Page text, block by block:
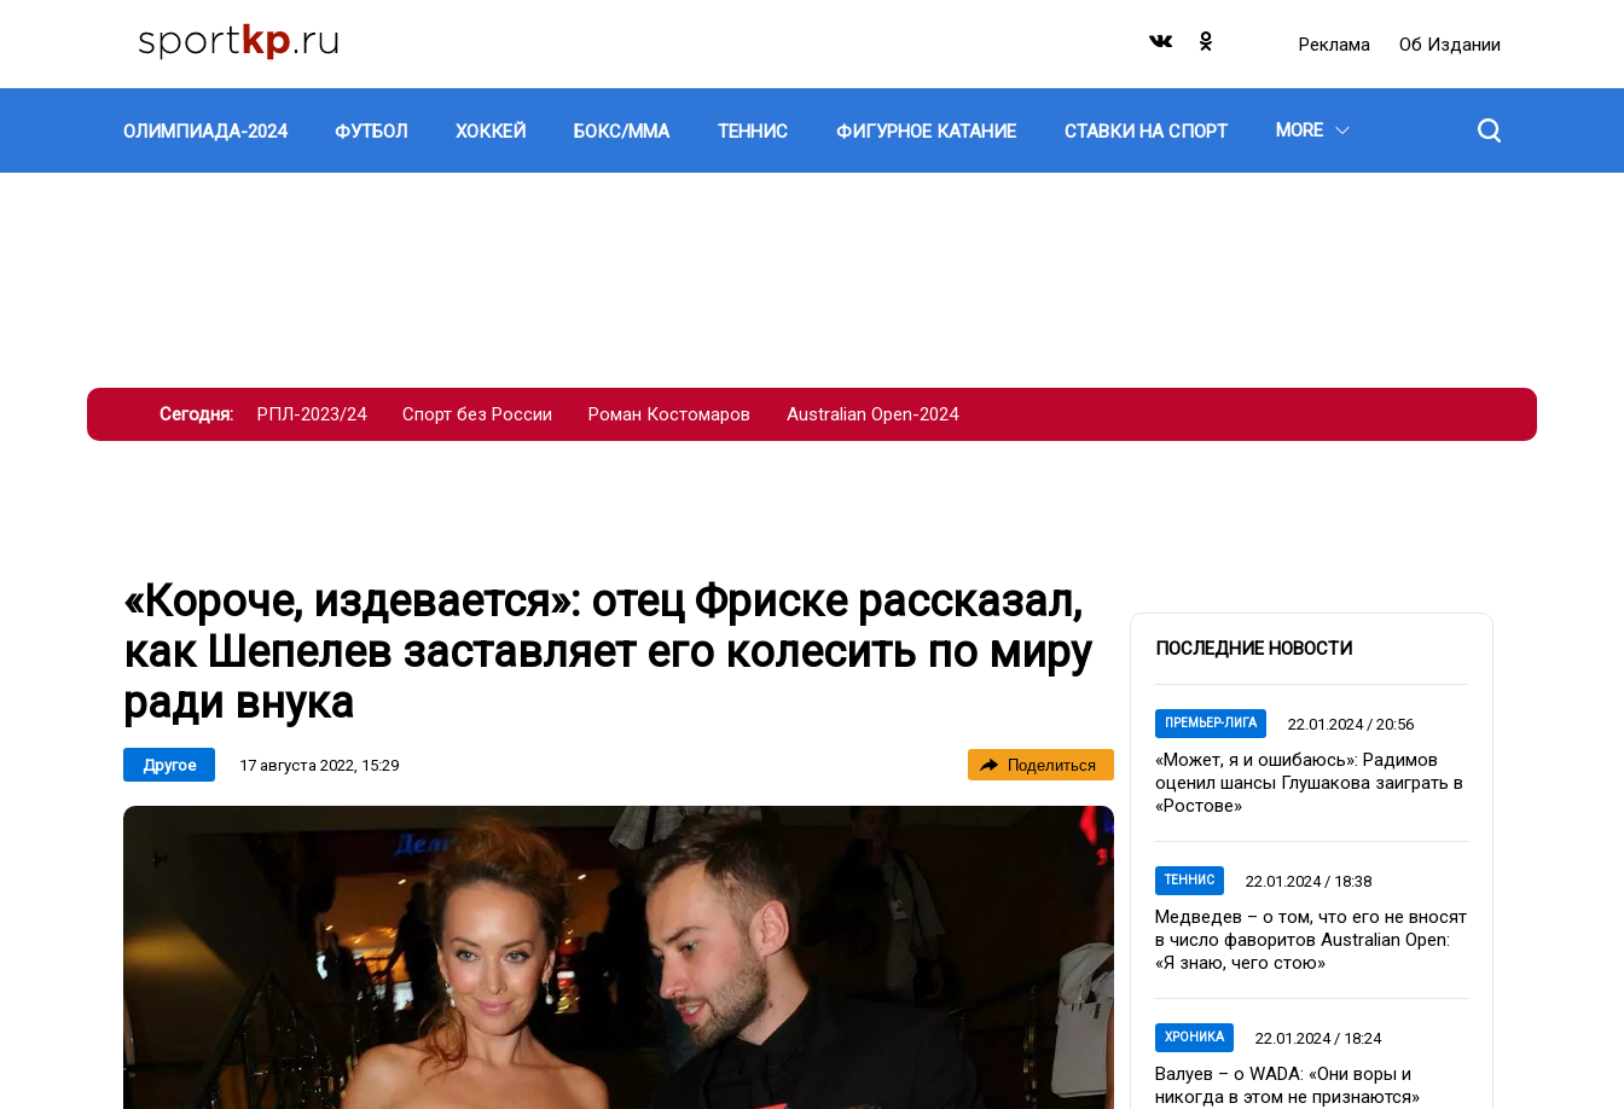
Реклама Об Издании
ОЛИМПИАДА-2024 ФУТБОЛ ХОККЕЙ БОКС/ММА ТЕННИС ФИГУРНОЕ КАТАНИЕ СТАВКИ НА СПОРТ MORE
Сегодня: РПЛ-2023/24 Спорт без России Роман Костомаров Australian Open-2024
«Короче, издевается»: отец Фриске рассказал,
как Шепелев заставляет его колесить по миру
ради внука
Другое 17 августа 2022, 15:29 Поделиться
ПОСЛЕДНИЕ НОВОСТИ
ПРЕМЬЕР-ЛИГА 22.01.2024 / 20:56
«Может, я и ошибаюсь»: Радимов
оценил шансы Глушакова заиграть в
«Ростове»
ТЕННИС 22.01.2024 / 18:38
Медведев – о том, что его не вносят
в число фаворитов Australian Open:
«Я знаю, чего стою»
ХРОНИКА 22.01.2024 / 18:24
Валуев – о WADA: «Они воры и
никогда в этом не признаются»